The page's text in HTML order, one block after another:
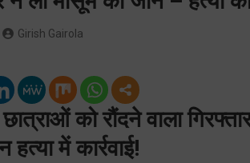
Girish Gairola
को रौंदने वाला
हत्या में कार्रवाई!